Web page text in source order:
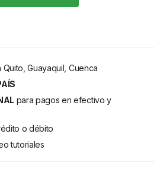
Quito, Guayaquil, Cuenca
para pagos en efectivo y
o débito
tutoriales